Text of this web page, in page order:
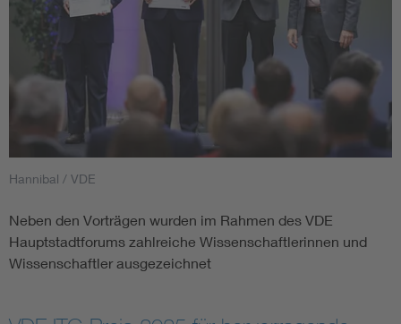
Hannibal / VDE
Neben den Vorträgen wurden im Rahmen des VDE
Hauptstadtforums zahlreiche Wissenschaftlerinnen und
Wissenschaftler ausgezeichnet